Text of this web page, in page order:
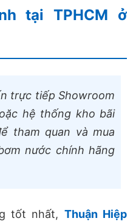
tại TPHCM ở
trực tiếp Showroom
hệ thống kho bãi
tham quan và mua
nước chính hãng
tốt nhất, Thuận Hiệp